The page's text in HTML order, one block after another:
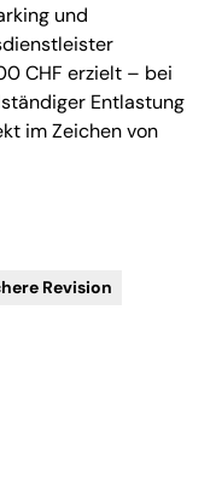
und
CHF erzielt – bei
Entlastung
im Zeichen von
Revision